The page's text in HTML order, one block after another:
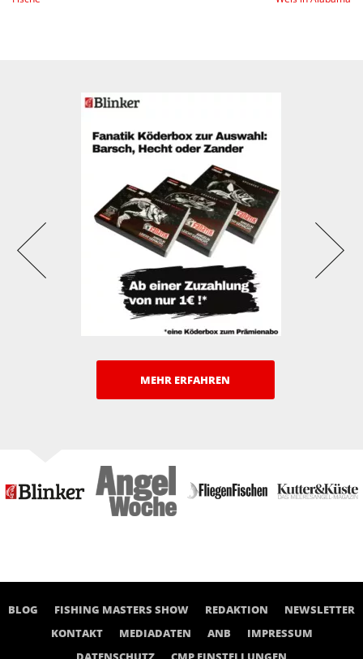
MEHR ERFAHREN
BLOG FISHING MASTERS SHOW REDAKTION
NEWSLETTER
KONTAKT
MEDIADATEN ANB
IMPRESSUM